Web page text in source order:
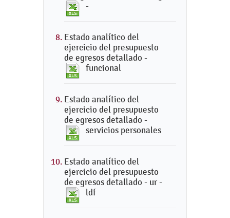
-
Estado analítico del
ejercicio del presupuesto
de egresos detallado -
funcional
Estado analítico del
ejercicio del presupuesto
de egresos detallado -
servicios personales
Estado analítico del
ejercicio del presupuesto
de egresos detallado - ur -
ldf